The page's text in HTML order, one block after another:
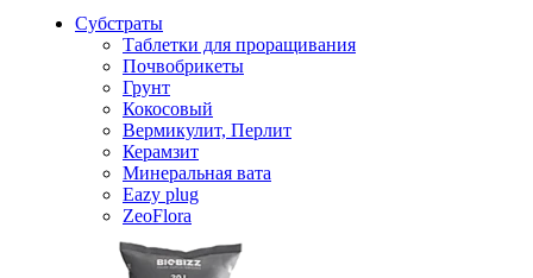
Субстраты
Таблетки для проращивания
Почвобрикеты
Грунт
Кокосовый
Вермикулит, Перлит
Керамзит
Минеральная вата
Eazy plug
ZeoFlora